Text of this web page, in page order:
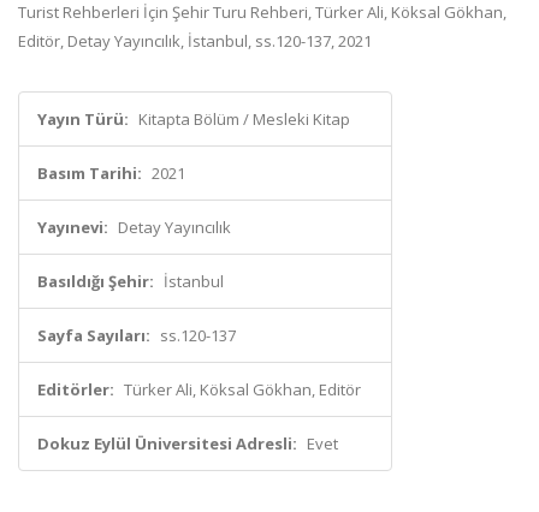
Turist Rehberleri İçin Şehir Turu Rehberi, Türker Ali, Köksal Gökhan,
Editör, Detay Yayıncılık, İstanbul, ss.120-137, 2021
Yayın Türü: Kitapta Bölüm / Mesleki Kitap
Basım Tarihi: 2021
Yayınevi: Detay Yayıncılık
Basıldığı Şehir: İstanbul
Sayfa Sayıları: ss.120-137
Editörler: Türker Ali, Köksal Gökhan, Editör
Dokuz Eylül Üniversitesi Adresli: Evet